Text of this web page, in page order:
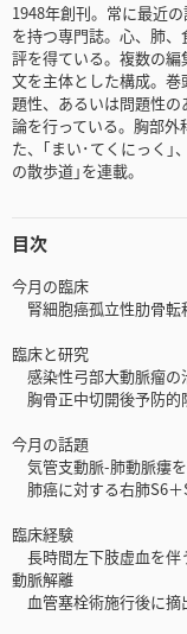
1948年創刊。常に最近
を持つ専門誌。心、肺
評を得ている。複数の
文を主体とした構成。
題性、あるいは問題性
論を行っている。胸部
た、｢まい･てくにっく｣
の散歩道｣を連載。
目次
今月の臨床
腎細胞癌孤立性肋骨転
臨床と研究
感染性弓部大動脈瘤の
胸骨正中切開後予防的
今月の話題
気管支動脈-肺動脈瘻
肺癌に対する右肺S6
臨床経験
長時間左下肢虚血を伴
動脈解離
血管塞栓術施行後に